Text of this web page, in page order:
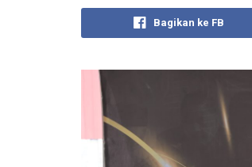
Bagikan ke FB